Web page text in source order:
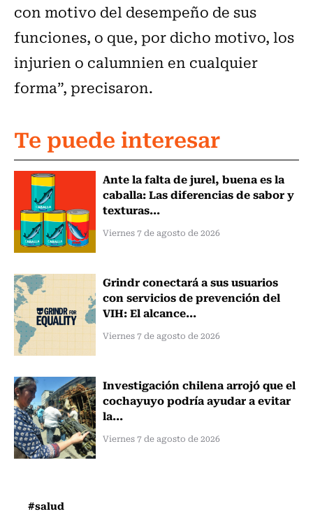
con motivo del desempeño de sus
funciones, o que, por dicho motivo, los
injurien o calumnien en cualquier
forma”, precisaron.
Te puede interesar
Ante la falta de jurel, buena es la
caballa: Las diferencias de sabor y
texturas...
Viernes 7 de agosto de 2026
Grindr conectará a sus usuarios
con servicios de prevención del
VIH: El alcance...
Viernes 7 de agosto de 2026
Investigación chilena arrojó que el
cochayuyo podría ayudar a evitar
la...
Viernes 7 de agosto de 2026
#salud